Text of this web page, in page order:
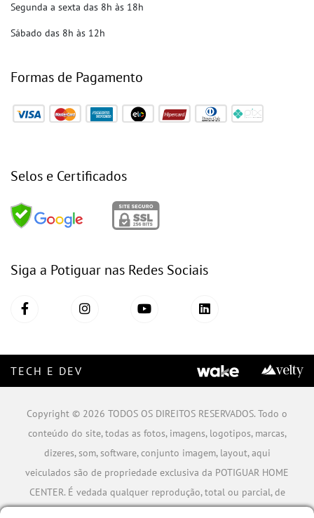
Segunda a sexta das 8h às 18h
Sábado das 8h às 12h
Formas de Pagamento
Selos e Certificados
Siga a Potiguar nas Redes Sociais
TECH E DEV
Copyright © 2026 TODOS OS DIREITOS RESERVADOS. Todo o
conteúdo do site, todas as fotos, imagens, logotipos, marcas,
dizeres, som, software, conjunto imagem, layout, aqui
veiculados são de propriedade exclusiva da POTIGUAR HOME
CENTER. É vedada qualquer reprodução, total ou parcial, de